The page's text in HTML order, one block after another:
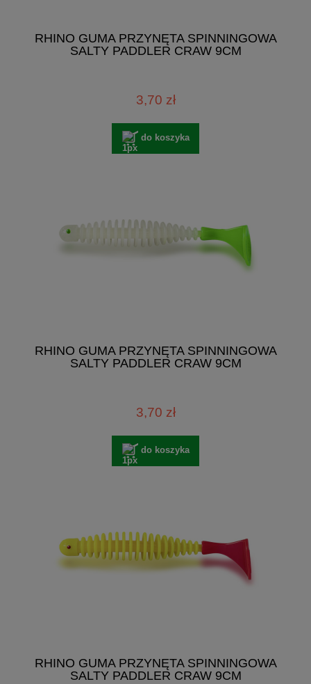
RHINO GUMA PRZYNĘTA SPINNINGOWA
SALTY PADDLER CRAW 9CM
3,70 zł
do koszyka
RHINO GUMA PRZYNĘTA SPINNINGOWA
SALTY PADDLER CRAW 9CM
3,70 zł
do koszyka
RHINO GUMA PRZYNĘTA SPINNINGOWA
SALTY PADDLER CRAW 9CM